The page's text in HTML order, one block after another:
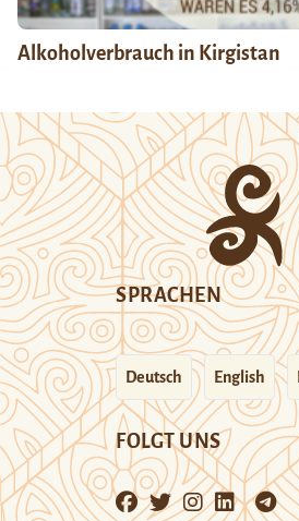
Alkoholverbrauch in Kirgistan
SPRACHEN
Deutsch English
FOLGT UNS